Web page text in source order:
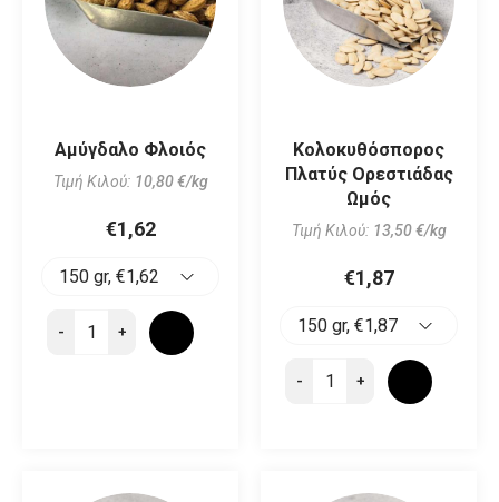
Αμύγδαλο Φλοιός
Τιμή Κιλού: 10,80 €/kg
€1,62
+
-
Κολοκυθόσπορος
Πλατύς Ορεστιάδας
Ωμός
Τιμή Κιλού: 13,50 €/kg
€1,87
+
-